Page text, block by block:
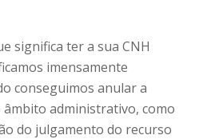
significa ter a sua CNH
imensamente
conseguimos anular a
âmbito administrativo, como
do julgamento do recurso